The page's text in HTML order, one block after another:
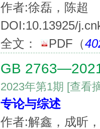
作者:徐磊，陈超
DOI:10.13925/
全文：
PDF （
GB
2023年第1期 [查看
专论与综述
作者:解鑫，成昕